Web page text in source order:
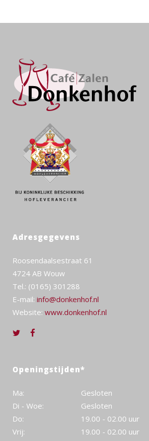
Adresgegevens
Roosendaalsestraat 61
4724 AB Wouw
Tel.: (0165) 301288
E-mail: info@donkenhof.nl
Website: www.donkenhof.nl
Openingstijden*
Ma:
Gesloten
Di - Woe:
Gesloten
Do:
19.00 - 02.00 uur
Vrij:
19.00 - 02.00 uur